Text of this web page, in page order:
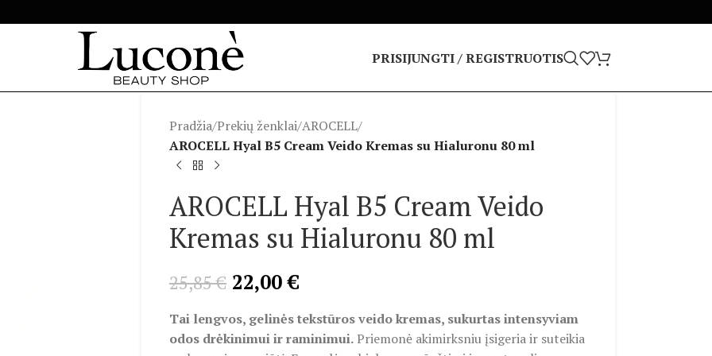
PRISIJUNGTI / REGISTRUOTIS
Pradžia/Prekių ženklai/AROCELL/
AROCELL Hyal B5 Cream Veido Kremas su Hialuronu 80 ml
AROCELL Hyal B5 Cream Veido
Kremas su Hialuronu 80 ml
25,85€ 22,00€
Tai lengvos, gelinės tekstūros veido kremas, sukurtas intensyviam
odos drėkinimui ir raminimui.Priemonė akimirksniu įsigeria ir suteikia